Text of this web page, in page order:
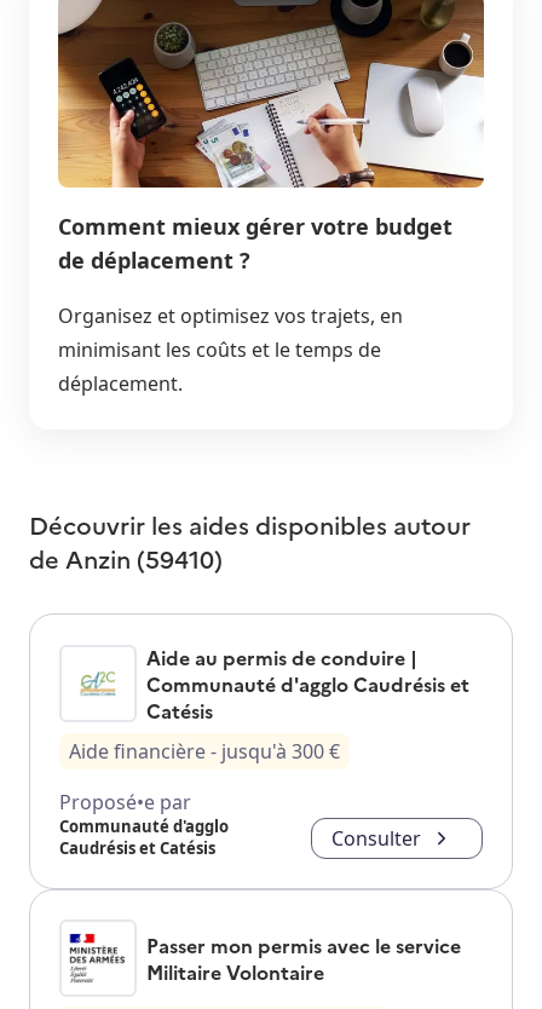
Comment mieux gérer votre budget
de déplacement ?
Organisez et optimisez vos trajets, en
minimisant les coûts et le temps de
déplacement.
Découvrir les aides disponibles autour
de Anzin (59410)
Aide au permis de conduire |
Communauté d'agglo Caudrésis et
Catésis
Aide financière- jusqu'à 300€
Proposé•e par
Communauté d'agglo
Caudrésis et Catésis
Consulter
Passer mon permis avec le service
Militaire Volontaire